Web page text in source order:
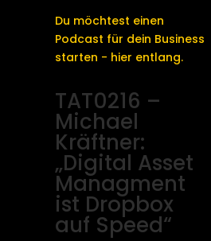
Du möchtest einen
Podcast für dein Business
starten - hier entlang.
TAT0216 –
Michael
Kräftner:
„Digital Asset
Managment
ist Dropbox
auf Speed“